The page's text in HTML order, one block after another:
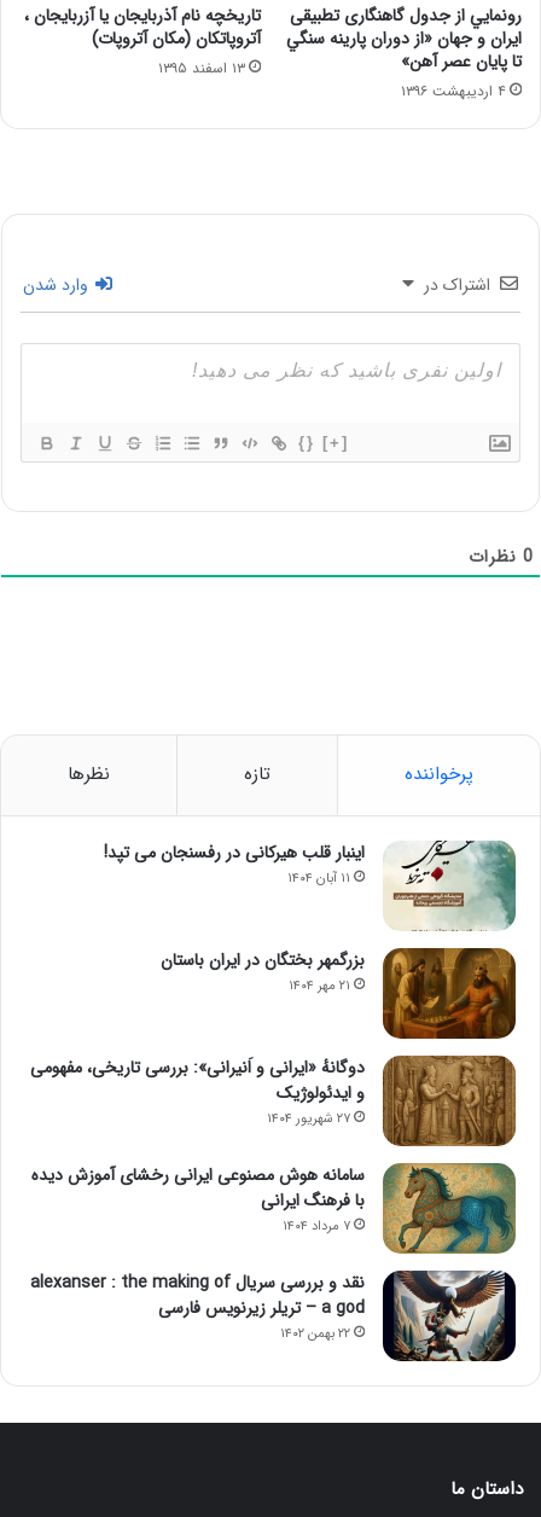
رونمايي از جدول گاهنگاری تطبيقی
ايران و جهان «از دوران پارينه سنگي
تا پايان عصر آهن»
۴ اردیبهشت ۱۳۹۶
تاریخچه نام آذربایجان یا آزربایجان ،
آتروپاتکان (مکان آتروپات)
۱۳ اسفند ۱۳۹۵
اشتراک در وارد شدن
{} [+]
0 نظرات
پرخواننده تازه نظرها
اینبار قلب هیرکانی در رفسنجان می تپد!
۱۱ آبان ۱۴۰۴
بزرگمهر بختگان در ایران باستان
۲۱ مهر ۱۴۰۴
دوگانهٔ «ایرانی و اَنیرانی»: بررسی تاریخی، مفهومی
و ایدئولوژیک
۲۷ شهریور ۱۴۰۴
سامانه هوش مصنوعی ایرانی رخشای آموزش دیده
با فرهنگ ایرانی
۷ مرداد ۱۴۰۴
نقد و بررسی سریال alexanser : the making of
a god – تریلر زیرنویس فارسی
۲۲ بهمن ۱۴۰۲
داستان ما